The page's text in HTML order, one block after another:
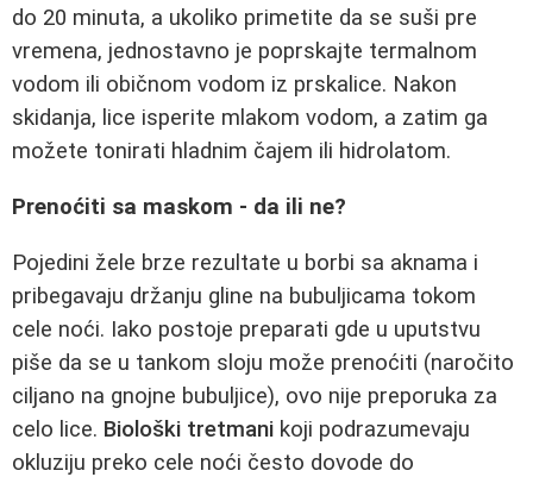
do 20 minuta, a ukoliko primetite da se suši pre
vremena, jednostavno je poprskajte termalnom
vodom ili običnom vodom iz prskalice. Nakon
skidanja, lice isperite mlakom vodom, a zatim ga
možete tonirati hladnim čajem ili hidrolatom.
Prenoćiti sa maskom - da ili ne?
Pojedini žele brze rezultate u borbi sa aknama i
pribegavaju držanju gline na bubuljicama tokom
cele noći. Iako postoje preparati gde u uputstvu
piše da se u tankom sloju može prenoćiti (naročito
ciljano na gnojne bubuljice), ovo nije preporuka za
celo lice. Biološki tretmani koji podrazumevaju
okluziju preko cele noći često dovode do